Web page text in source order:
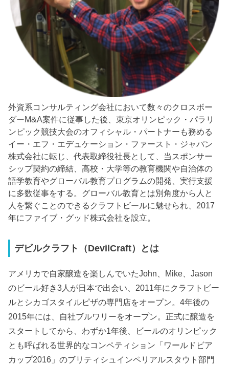
外資系コンサルティング会社において数々のクロスボー
ダーM&A案件に従事した後、東京オリンピック・パラリ
ンピック競技大会のオフィシャル・パートナーも務める
イー・エフ・エデュケーション・ファースト・ジャパン
株式会社に転じ、代表取締役社長として、当スポンサー
シップ契約の締結、高校・大学等の教育機関や自治体の
語学教育やグローバル教育プログラムの開発、実行支援
に多数従事をする。グローバル教育とは別角度から人と
人を繋ぐことのできるクラフトビールに魅せられ、2017
年にファイブ・グッド株式会社を設立。
デビルクラフト（DevilCraft）とは
アメリカで自家醸造を楽しんでいたJohn、Mike、Jason
のビール好き3人が日本で出会い、2011年にクラフトビー
ルとシカゴスタイルピザの専門店をオープン。4年後の
2015年には、自社ブルワリーをオープン。正式に醸造を
スタートしてから、わずか1年後、ビールのオリンピック
とも呼ばれる世界的なコンペティション「ワールドビア
カップ2016」のブリティシュインペリアルスタウト部門